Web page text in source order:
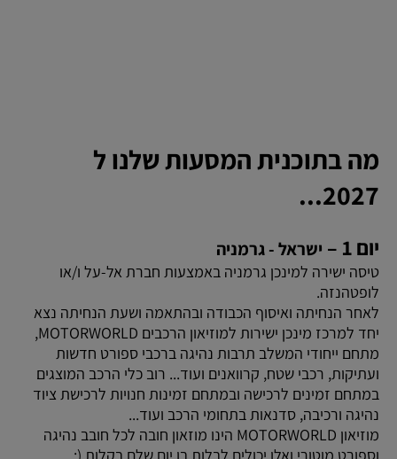
מה בתוכנית המסעות שלנו ל
2027...
יום 1 – ישראל - גרמניה
טיסה ישירה למינכן גרמניה באמצעות חברת אל-על ו/או
לופטהנזה.
לאחר הנחיתה ואיסוף הכבודה ובהתאמה ושעת הנחיתה נצא
יחד למרכז מינכן ישירות למוזיאון הרכבים MOTORWORLD,
מתחם ייחודי המשלב תרבות נהיגה ברכבי ספורט חדשות
ועתיקות, רכבי שטח, קרוואנים ועוד... רוב כלי הרכב המוצגים
במתחם זמינים לרכישה ובמתחם זמינות חנויות לרכישת ציוד
נהיגה ורכיבה, סדנאות בתחומי הרכב ועוד...
מוזיאון MOTORWORLD הינו מוזאון חובה לכל חובב נהיגה